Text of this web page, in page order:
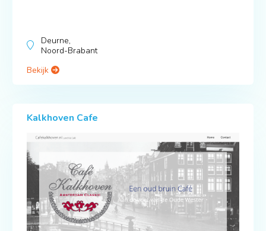
Deurne,
Noord-Brabant
Bekijk
Kalkhoven Cafe